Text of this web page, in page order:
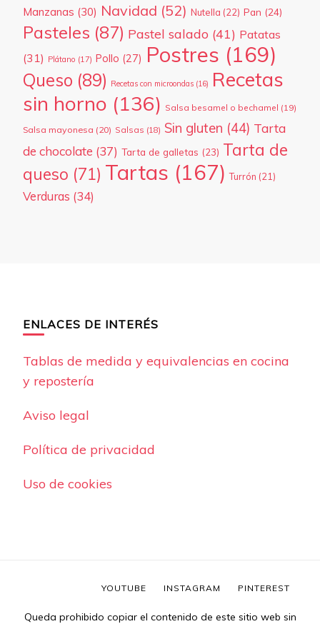
Manzanas (30) Navidad (52) Nutella (22) Pan (24)
Pasteles (87) Pastel salado (41) Patatas
(31) Plátano (17) Pollo (27) Postres (169)
Queso (89) Recetas con microondas (16) Recetas
sin horno (136) Salsa besamel o bechamel (19)
Salsa mayonesa (20) Salsas (18) Sin gluten (44) Tarta
de chocolate (37) Tarta de galletas (23) Tarta de
queso (71) Tartas (167) Turrón (21)
Verduras (34)
ENLACES DE INTERÉS
Tablas de medida y equivalencias en cocina
y repostería
Aviso legal
Política de privacidad
Uso de cookies
Queda prohibido copiar el contenido de este sitio web sin
YOUTUBE INSTAGRAM PINTEREST